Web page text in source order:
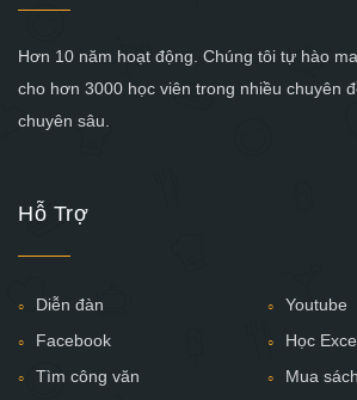
Hơn 10 năm hoạt động. Chúng tôi tự hào
cho hơn 3000 học viên trong nhiều chuyên
chuyên sâu.
Hỗ Trợ
Diễn đàn
Youtube
Facebook
Học
Tìm công văn
Mua sách